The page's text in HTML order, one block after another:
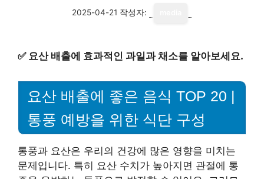
2025-04-21 작성자:
✅ 요산 배출에 효과적인 과일과 채소를 알아보세요.
요산 배출에 좋은 음식 TOP 20 |
통풍 예방을 위한 식단 구성
통풍과 요산은 우리의 건강에 많은 영향을 미치는
문제입니다. 특히 요산 수치가 높아지면 관절에 통